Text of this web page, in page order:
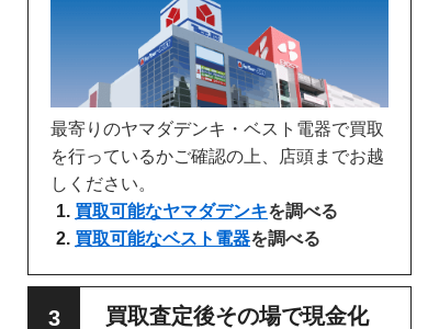
最寄りのヤマダデンキ・ベスト電器で買取
を行っているかご確認の上、店頭までお越
しください。
買取可能なヤマダデンキを調べる
買取可能なベスト電器を調べる
買取査定後その場で現金化